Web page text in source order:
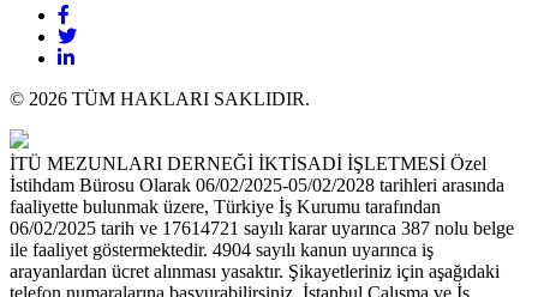
© 2026 TÜM HAKLARI SAKLIDIR.
İTÜ MEZUNLARI DERNEĞİ İKTİSADİ İŞLETMESİ Özel
İstihdam Bürosu Olarak 06/02/2025-05/02/2028 tarihleri arasında
faaliyette bulunmak üzere, Türkiye İş Kurumu tarafından
06/02/2025 tarih ve 17614721 sayılı karar uyarınca 387 nolu belge
ile faaliyet göstermektedir. 4904 sayılı kanun uyarınca iş
arayanlardan ücret alınması yasaktır. Şikayetleriniz için aşağıdaki
telefon numaralarına başvurabilirsiniz. İstanbul Çalışma ve İş